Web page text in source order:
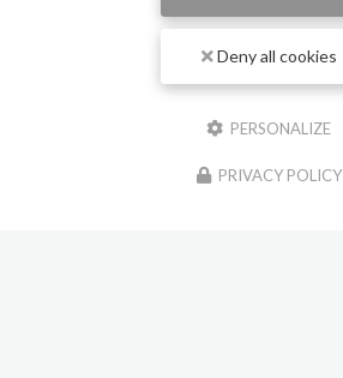
Deny all cookies
PERSONALIZE
PRIVACY POLICY